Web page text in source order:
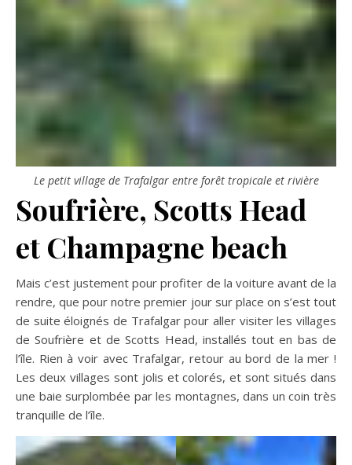
Le petit village de Trafalgar entre forêt tropicale et rivière
Soufrière, Scotts Head
et Champagne beach
Mais c’est justement pour profiter de la voiture avant de la
rendre, que pour notre premier jour sur place on s’est tout
de suite éloignés de Trafalgar pour aller visiter les villages
de Soufrière et de Scotts Head, installés tout en bas de
l’île. Rien à voir avec Trafalgar, retour au bord de la mer !
Les deux villages sont jolis et colorés, et sont situés dans
une baie surplombée par les montagnes, dans un coin très
tranquille de l’île.